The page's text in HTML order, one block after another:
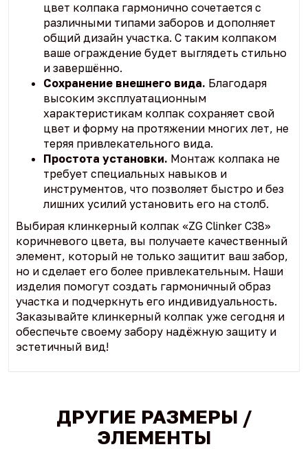
цвет колпака гармонично сочетается с
различными типами заборов и дополняет
общий дизайн участка. С таким колпаком
ваше ограждение будет выглядеть стильно
и завершённо.
Сохранение внешнего вида. Благодаря
высоким эксплуатационным
характеристикам колпак сохраняет свой
цвет и форму на протяжении многих лет, не
теряя привлекательного вида.
Простота установки. Монтаж колпака не
требует специальных навыков и
инструментов, что позволяет быстро и без
лишних усилий установить его на столб.
Выбирая клинкерный колпак «ZG Clinker C38»
коричневого цвета, вы получаете качественный
элемент, который не только защитит ваш забор,
но и сделает его более привлекательным. Наши
изделия помогут создать гармоничный образ
участка и подчеркнуть его индивидуальность.
Заказывайте клинкерный колпак уже сегодня и
обеспечьте своему забору надёжную защиту и
эстетичный вид!
ДРУГИЕ РАЗМЕРЫ /
ЭЛЕМЕНТЫ